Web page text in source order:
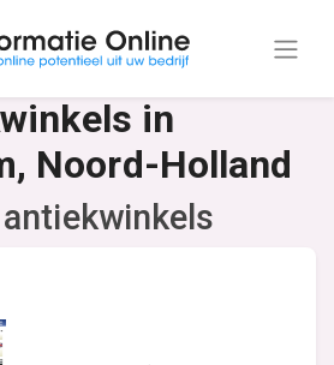
in
Noord-Holland